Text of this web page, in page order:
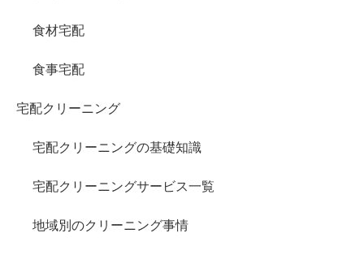
食材宅配
食事宅配
宅配クリーニング
宅配クリーニングの基礎知識
宅配クリーニングサービス一覧
地域別のクリーニング事情